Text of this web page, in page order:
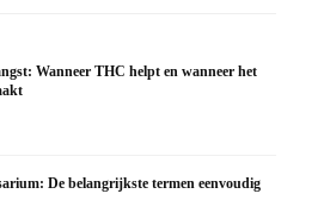
Wanneer THC helpt en wanneer het
De belangrijkste termen eenvoudig